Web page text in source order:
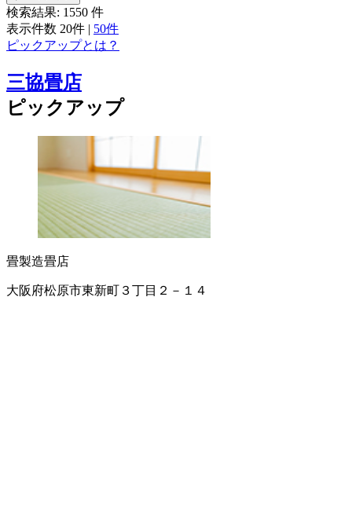
検索結果: 1550 件
表示件数 20件 | 50件
ピックアップとは？
三協畳店
ピックアップ
畳製造畳店
大阪府松原市東新町３丁目２－１４